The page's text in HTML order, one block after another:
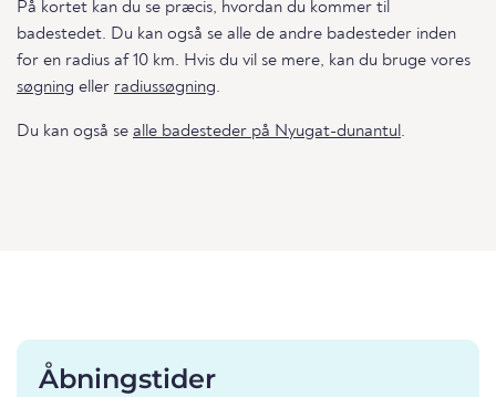
På kortet kan du se præcis, hvordan du kommer til
badestedet. Du kan også se alle de andre badesteder inden
for en radius af 10 km. Hvis du vil se mere, kan du bruge vores
søgning eller radiussøgning.
Du kan også se alle badesteder på Nyugat-dunantul.
Åbningstider